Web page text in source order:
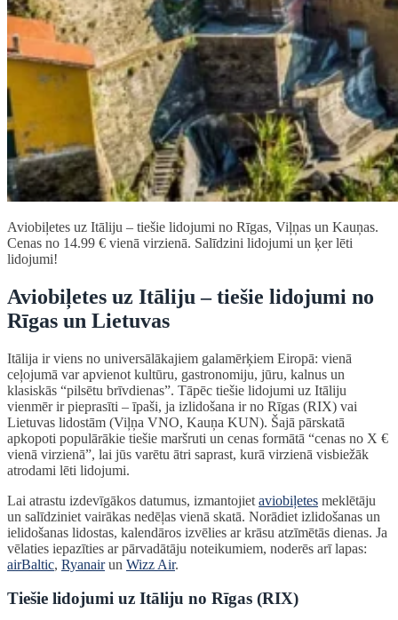
Aviobiļetes uz Itāliju – tiešie lidojumi no Rīgas, Viļņas un Kauņas.
Cenas no 14.99 € vienā virzienā. Salīdzini lidojumi un ķer lēti
lidojumi!
Aviobiļetes uz Itāliju – tiešie lidojumi no
Rīgas un Lietuvas
Itālija ir viens no universālākajiem galamērķiem Eiropā: vienā
ceļojumā var apvienot kultūru, gastronomiju, jūru, kalnus un
klasiskās “pilsētu brīvdienas”. Tāpēc tiešie lidojumi uz Itāliju
vienmēr ir pieprasīti – īpaši, ja izlidošana ir no Rīgas (RIX) vai
Lietuvas lidostām (Viļņa VNO, Kauņa KUN). Šajā pārskatā
apkopoti populārākie tiešie maršruti un cenas formātā “cenas no X €
vienā virzienā”, lai jūs varētu ātri saprast, kurā virzienā visbiežāk
atrodami lēti lidojumi.
Lai atrastu izdevīgākos datumus, izmantojiet aviobiļetes meklētāju
un salīdziniet vairākas nedēļas vienā skatā. Norādiet izlidošanas un
ielidošanas lidostas, kalendāros izvēlies ar krāsu atzīmētās dienas. Ja
vēlaties iepazīties ar pārvadātāju noteikumiem, noderēs arī lapas:
airBaltic, Ryanairun Wizz Air.
Tiešie lidojumi uz Itāliju no Rīgas (RIX)